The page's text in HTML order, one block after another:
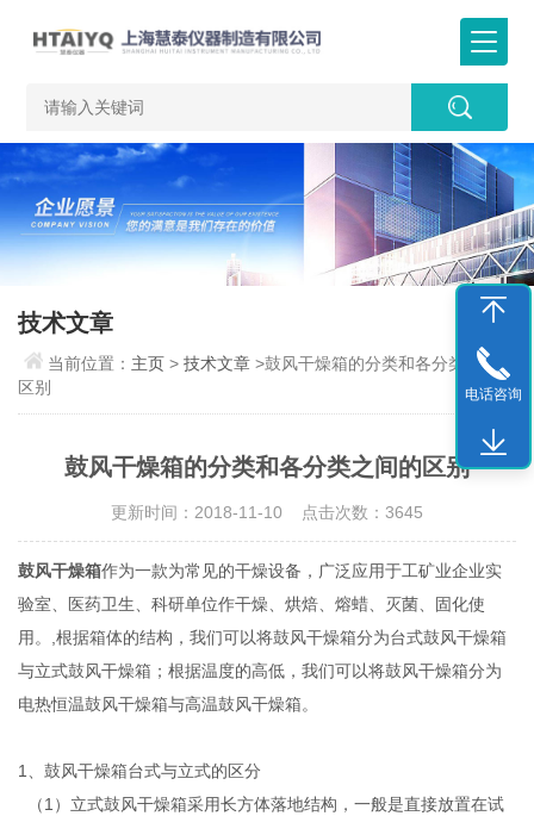
技术文章
当前位置： 主页 >技术文章 >鼓风干燥箱的分类和各分类之间的
区别
鼓风干燥箱的分类和各分类之间的区别
更新时间：2018-11-10 点击次数：3645
鼓风干燥箱作为一款为常见的干燥设备，广泛应用于工矿业企业实
验室、医药卫生、科研单位作干燥、烘焙、熔蜡、灭菌、固化使
用。,根据箱体的结构，我们可以将鼓风干燥箱分为台式鼓风干燥箱
与立式鼓风干燥箱；根据温度的高低，我们可以将鼓风干燥箱分为
电热恒温鼓风干燥箱与高温鼓风干燥箱。
1、鼓风干燥箱台式与立式的区分
（1）立式鼓风干燥箱采用长方体落地结构，一般是直接放置在试
电话咨询